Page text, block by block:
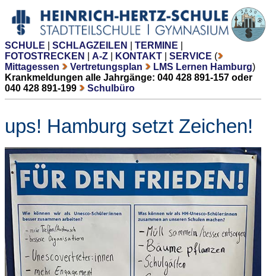
SCHULE SCHLAGZEILEN TERMINE
FOTOSTRECKEN
A-Z KONTAKT SERVICE (
Mittagessen
Vertretungsplan LMS Lernen Hamburg)
Krankmeldungen alle Jahrgänge: 040 428 891-157 oder
040 428 891-199
Schulbüro
ups! Hamburg setzt Zeichen!